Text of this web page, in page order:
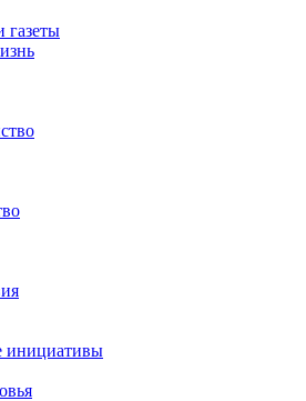
газеты
инициативы